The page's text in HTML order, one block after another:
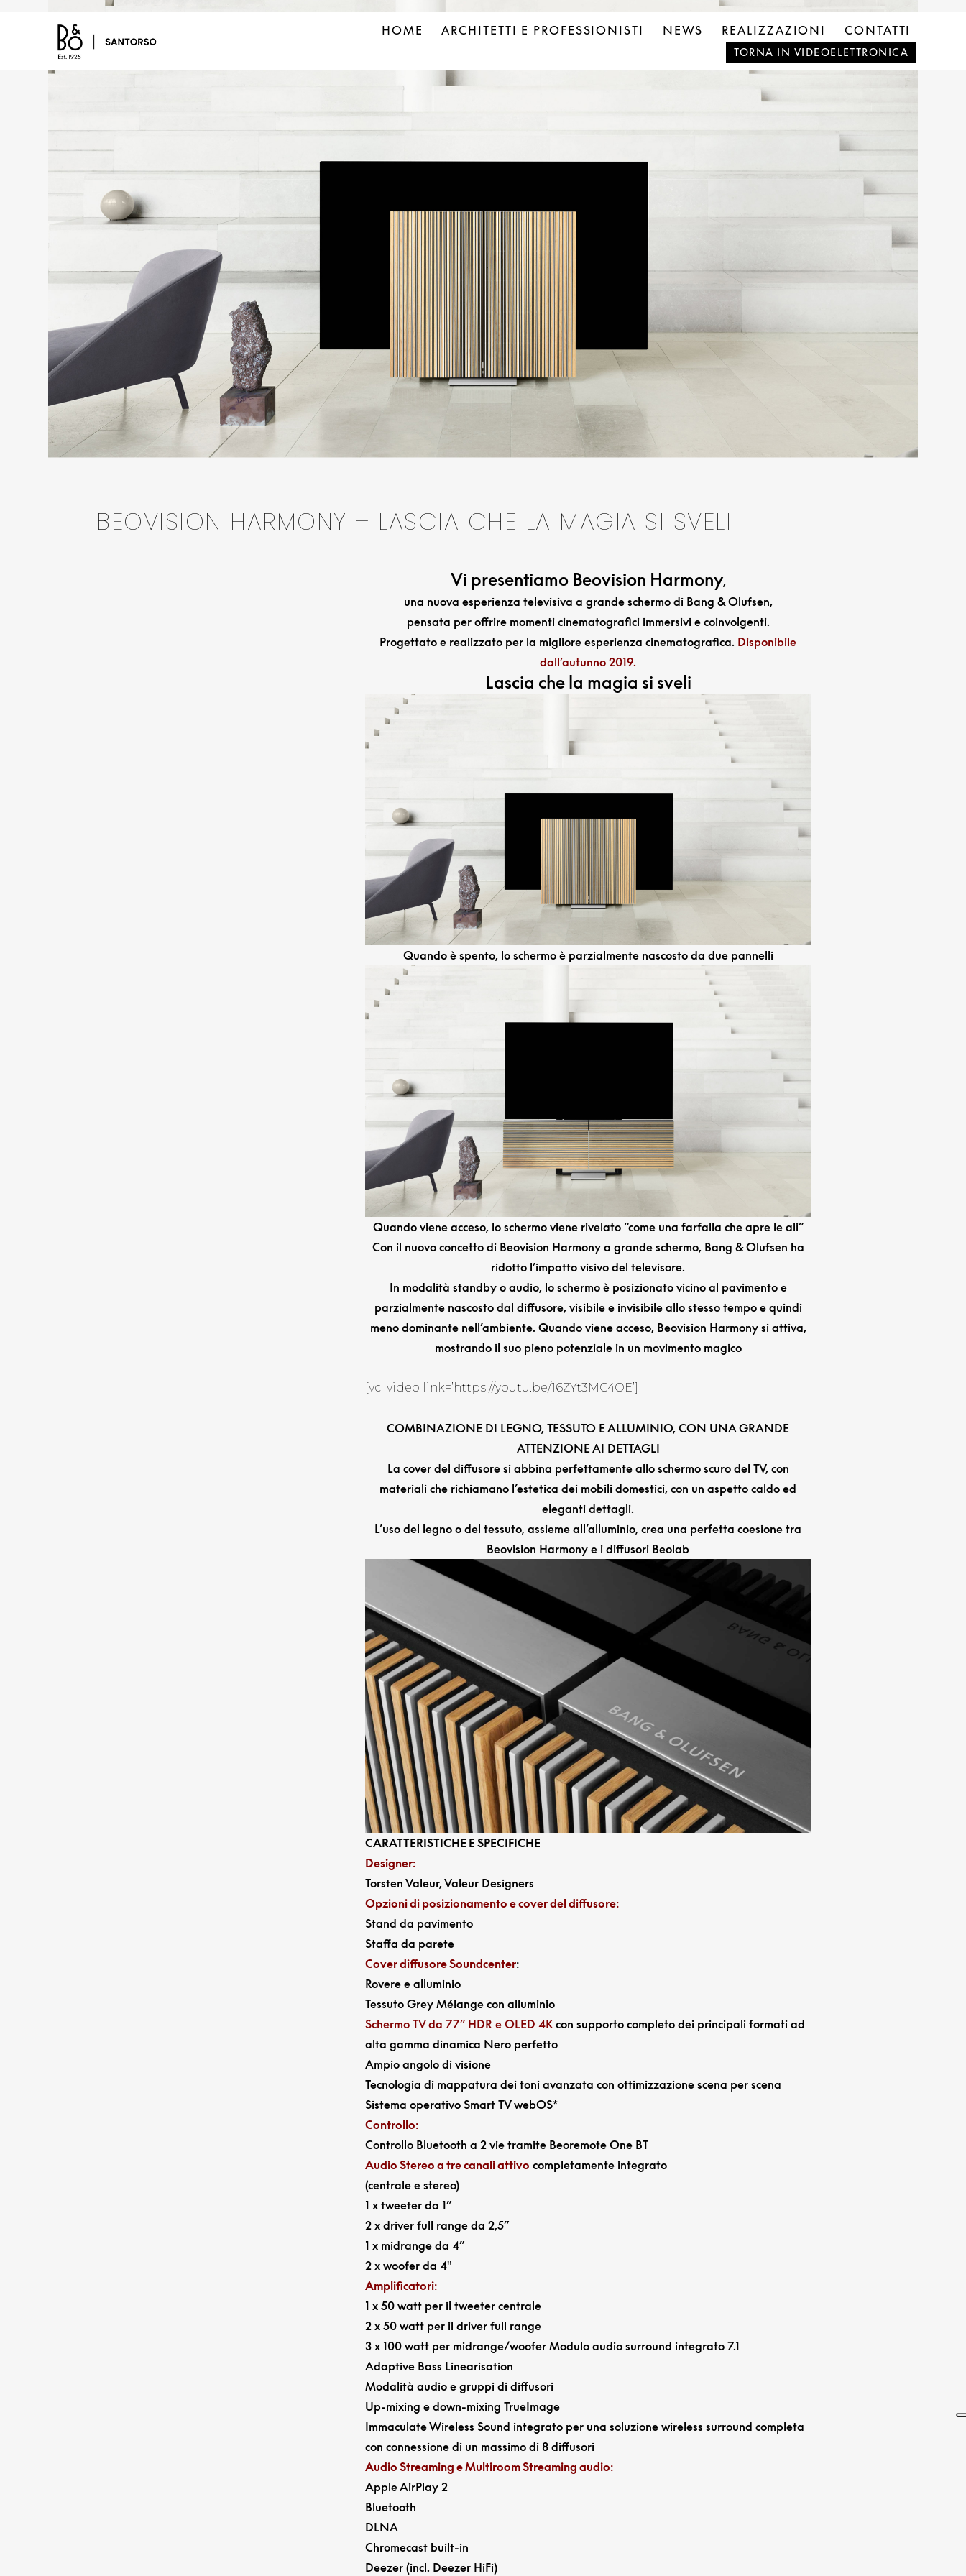
HOME ARCHITETTI E PROFESSIONISTI NEWS REALIZZAZIONI CONTATTI
TORNA IN VIDEOELETTRONICA
BEOVISION HARMONY – LASCIA CHE LA MAGIA SI SVELI
Vi presentiamo Beovision Harmony,
una nuova esperienza televisiva a grande schermo di Bang & Olufsen,
pensata per offrire momenti cinematografici immersivi e coinvolgenti.
Progettato e realizzato per la migliore esperienza cinematografica. Disponibile
dall’autunno 2019.
Lascia che la magia si sveli
Quando è spento, lo schermo è parzialmente nascosto da due pannelli
Quando viene acceso, lo schermo viene rivelato “come una farfalla che apre le ali”
Con il nuovo concetto di Beovision Harmony a grande schermo, Bang & Olufsen ha
ridotto l’impatto visivo del televisore.
In modalità standby o audio, lo schermo è posizionato vicino al pavimento e
parzialmente nascosto dal diffusore, visibile e invisibile allo stesso tempo e quindi
meno dominante nell’ambiente. Quando viene acceso, Beovision Harmony si attiva,
mostrando il suo pieno potenziale in un movimento magico
[vc_video link=’https://youtu.be/16ZYt3MC4OE’]
COMBINAZIONE DI LEGNO, TESSUTO E ALLUMINIO, CON UNA GRANDE
ATTENZIONE AI DETTAGLI
La cover del diffusore si abbina perfettamente allo schermo scuro del TV, con
materiali che richiamano l’estetica dei mobili domestici, con un aspetto caldo ed
eleganti dettagli.
L’uso del legno o del tessuto, assieme all’alluminio, crea una perfetta coesione tra
Beovision Harmony e i diffusori Beolab
CARATTERISTICHE E SPECIFICHE
Designer:
Torsten Valeur, Valeur Designers
Opzioni di posizionamento e cover del diffusore:
Stand da pavimento
Staffa da parete
Cover diffusore Soundcenter:
Rovere e alluminio
Tessuto Grey Mélange con alluminio
Schermo TV da 77” HDR e OLED 4Kcon supporto completo dei principali formati ad
alta gamma dinamica Nero perfetto
Ampio angolo di visione
Tecnologia di mappatura dei toni avanzata con ottimizzazione scena per scena
Sistema operativo Smart TV webOS*
Controllo:
Controllo Bluetooth a 2 vie tramite Beoremote One BT
Audio Stereo a tre canali attivo completamente integrato
(centrale e stereo)
1 x tweeter da 1”
2 x driver full range da 2,5”
1 x midrange da 4”
2 x woofer da 4″
Amplificatori:
1 x 50 watt per il tweeter centrale
2 x 50 watt per il driver full range
3 x 100 watt per midrange/woofer Modulo audio surround integrato 7.1
Adaptive Bass Linearisation
Modalità audio e gruppi di diffusori
Up-mixing e down-mixing TrueImage
Immaculate Wireless Sound integrato per una soluzione wireless surround completa
con connessione di un massimo di 8 diffusori
Audio Streaming e Multiroom Streaming audio:
Apple AirPlay 2
Bluetooth
DLNA
Chromecast built-in
Deezer (incl. Deezer HiFi)